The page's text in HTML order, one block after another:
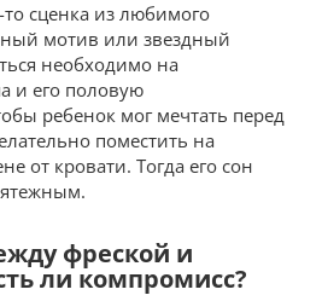
сценка из любимого
мотив или звездный
необходимо на
и его половую
ребенок мог мечтать перед
поместить на
от кровати. Тогда его сон
фреской и
ли компромисс?